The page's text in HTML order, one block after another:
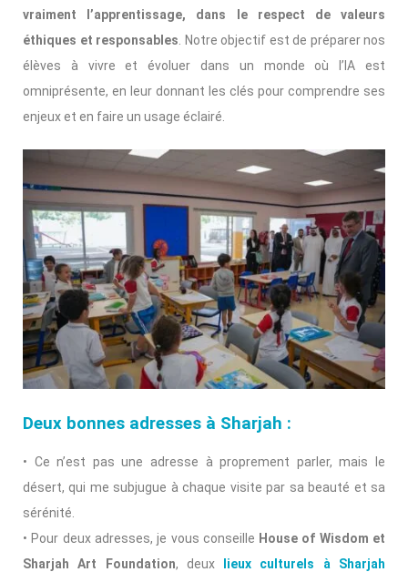
vraiment l’apprentissage, dans le respect de valeurs
éthiques et responsables. Notre objectif est de préparer nos
élèves à vivre et évoluer dans un monde où l’IA est
omniprésente, en leur donnant les clés pour comprendre ses
enjeux et en faire un usage éclairé.
Deux bonnes adresses à Sharjah :
• Ce n’est pas une adresse à proprement parler, mais le
désert, qui me subjugue à chaque visite par sa beauté et sa
sérénité.
• Pour deux adresses, je vous conseille House of Wisdom et
Sharjah Art Foundation, deux lieux culturels à Sharjah